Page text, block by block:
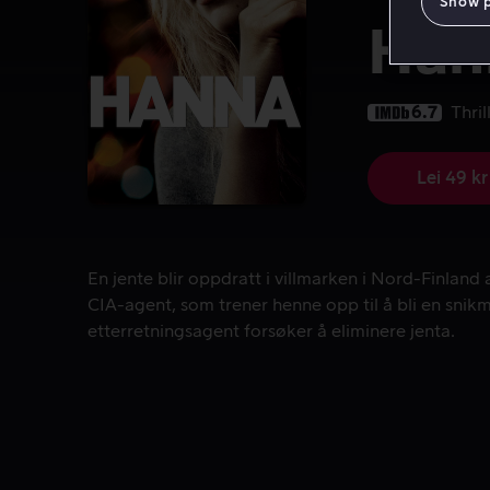
6.7
Lei 49 kr
En jente blir oppdratt i villmarken i Nord-Finland
En jente blir oppdratt i villmarken i Nord-Finland
CIA-agent, som trener henne opp til å bli en
etterretningsagent forsøker å eliminere jenta.